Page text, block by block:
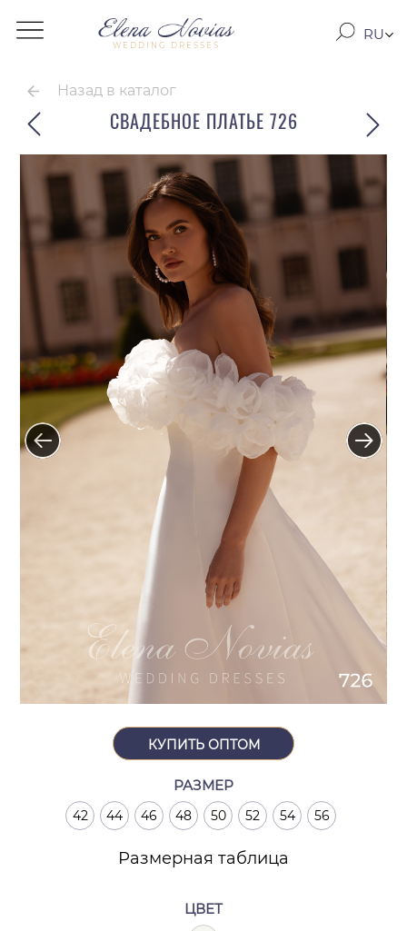
WEDDING DRESSES
RU
Назад в каталог
СВАДЕБНОЕ ПЛАТЬЕ 726
КУПИТЬ ОПТОМ
РАЗМЕР
42 44 46 48 50 52 54 56
Размерная таблица
ЦВЕТ